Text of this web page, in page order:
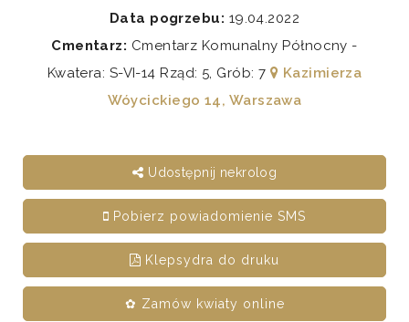
Data pogrzebu: 19.04.2022
Cmentarz: Cmentarz Komunalny Północny -
Kwatera: S-VI-14 Rząd: 5, Grób: 7
Kazimierza
Wóycickiego 14, Warszawa
Udostępnij nekrolog
Pobierz powiadomienie SMS
Klepsydra do druku
✿ Zamów kwiaty online